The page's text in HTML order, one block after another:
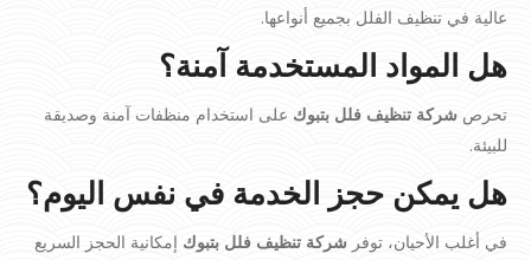
عالية في تنظيف الفلل بجميع أنواعها.
هل المواد المستخدمة آمنة؟
تحرص شركة تنظيف فلل بتبوك على استخدام منظفات آمنة وصديقة
للبيئة.
هل يمكن حجز الخدمة في نفس اليوم؟
في أغلب الأحيان، توفر شركة تنظيف فلل بتبوك إمكانية الحجز السريع